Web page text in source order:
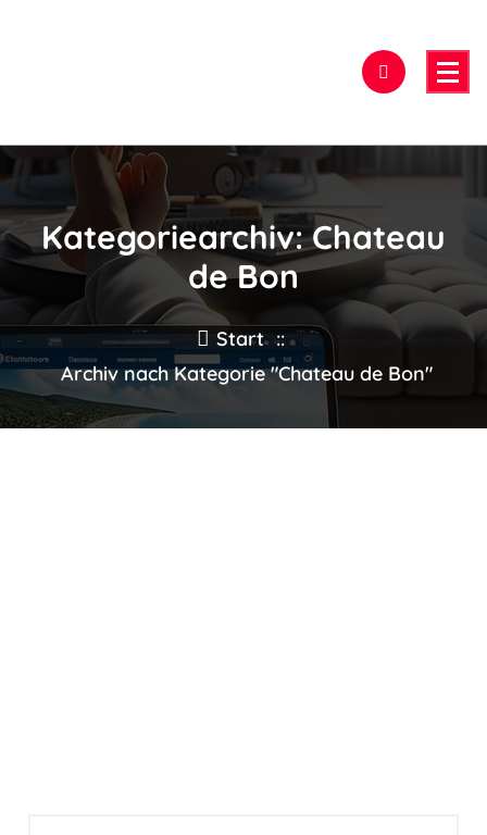
Kategoriearchiv: Chateau
de Bon
Start ::
Archiv nach Kategorie "Chateau de Bon"